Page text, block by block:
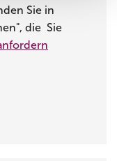
Sie in
die Sie